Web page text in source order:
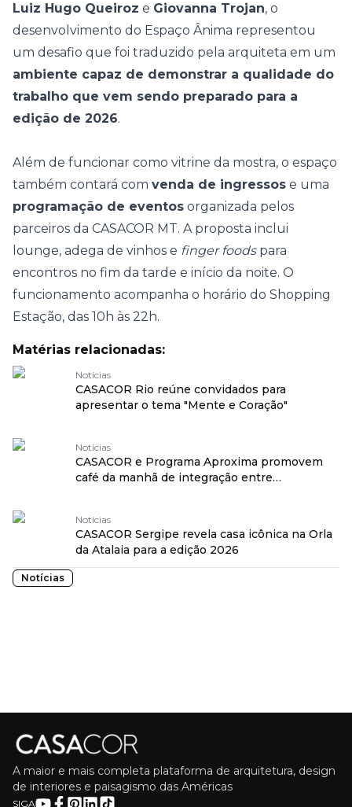
Luiz Hugo Queiroz e Giovanna Trojan, o
desenvolvimento do Espaço Ânima representou
um desafio que foi traduzido pela arquiteta em um
ambiente capaz de demonstrar a qualidade do
trabalho que vem sendo preparado para a
edição de 2026.
Além de funcionar como vitrine da mostra, o espaço
também contará com venda de ingressos e uma
programação de eventos organizada pelos
parceiros da CASACOR MT. A proposta inclui
lounge, adega de vinhos e finger foodspara
encontros no fim da tarde e início da noite. O
funcionamento acompanha o horário do Shopping
Estação, das 10h às 22h.
Matérias relacionadas:
Notícias
CASACOR Rio reúne convidados para
apresentar o tema "Mente e Coração"
Notícias
CASACOR e Programa Aproxima promovem
café da manhã de integração entre
Notícias
CASACOR Sergipe revela casa icônica na Orla
da Atalaia para a edição 2026
Notícias
A maior e mais completa plataforma de arquitetura, design
de interiores e paisagismo das Américas
SIGA